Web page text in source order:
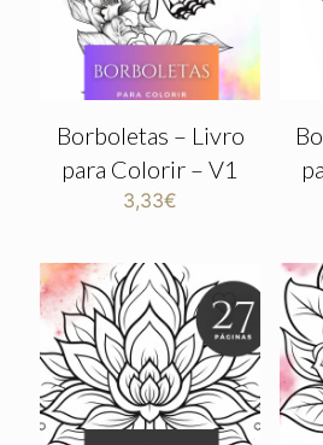
Borboletas – Livro
para Colorir – V1
3,33€